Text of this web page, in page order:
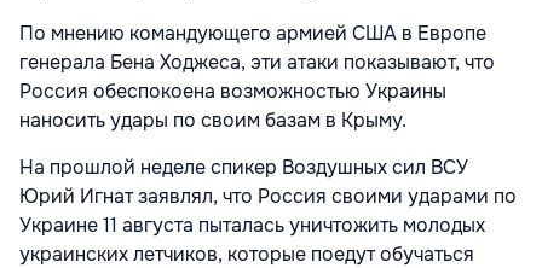
По мнению командующего армией США в Европе
генерала Бена Ходжеса, эти атаки показывают, что
Россия обеспокоена возможностью Украины
наносить удары по своим базам в Крыму.
На прошлой неделе спикер Воздушных сил ВСУ
Юрий Игнат заявлял, что Россия своими ударами по
Украине 11 августа пыталась уничтожить молодых
украинских летчиков, которые поедут обучаться